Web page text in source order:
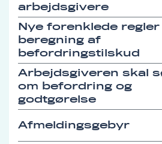
arbejdsgivere
Nye forenklede
beregning af
befordringstilskud
Arbejdsgiveren skal
om befordring og
godtgørelse
Afmeldingsgebyr